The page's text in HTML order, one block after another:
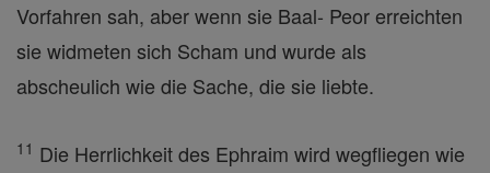
Vorfahren sah, aber wenn sie Baal- Peor erreichten
sie widmeten sich Scham und wurde als
abscheulich wie die Sache, die sie liebte.
11 Die Herrlichkeit des Ephraim wird wegfliegen wie